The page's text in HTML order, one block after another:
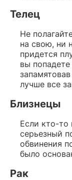
Телец
Не
на свою, ни
придется
вы
лучше все
Близнецы
Если кто-то
серьезный
обвинения
было
Рак